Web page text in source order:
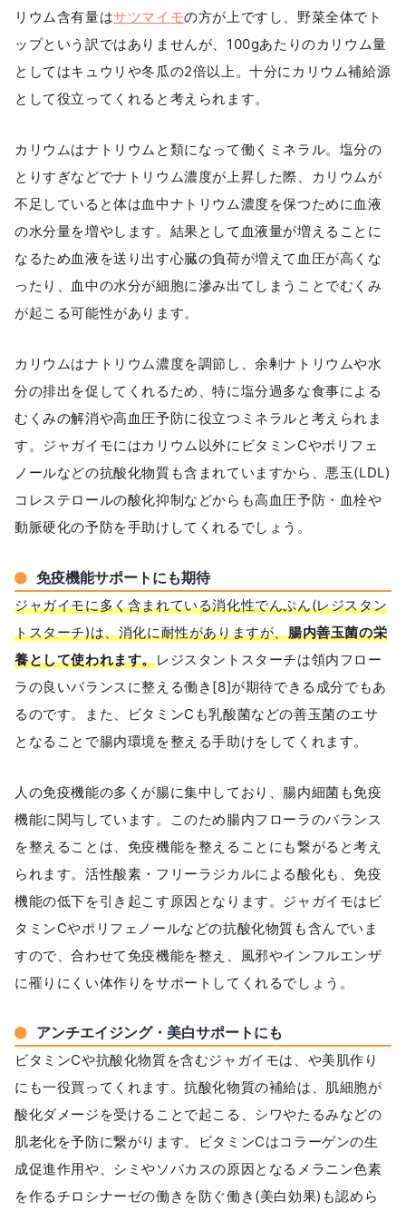
リウム含有量はサツマイモの方が上ですし、野菜全体でト
ップという訳ではありませんが、100gあたりのカリウム量
としてはキュウリや冬瓜の2倍以上。十分にカリウム補給源
として役立ってくれると考えられます。
カリウムはナトリウムと類になって働くミネラル。塩分の
とりすぎなどでナトリウム濃度が上昇した際、カリウムが
不足していると体は血中ナトリウム濃度を保つために血液
の水分量を増やします。結果として血液量が増えることに
なるため血液を送り出す心臓の負荷が増えて血圧が高くな
ったり、血中の水分が細胞に滲み出てしまうことでむくみ
が起こる可能性があります。
カリウムはナトリウム濃度を調節し、余剰ナトリウムや水
分の排出を促してくれるため、特に塩分過多な食事による
むくみの解消や高血圧予防に役立つミネラルと考えられま
す。ジャガイモにはカリウム以外にビタミンCやポリフェ
ノールなどの抗酸化物質も含まれていますから、悪玉(LDL)
コレステロールの酸化抑制などからも高血圧予防・血栓や
動脈硬化の予防を手助けしてくれるでしょう。
免疫機能サポートにも期待
ジャガイモに多く含まれている消化性でんぷん(レジスタン
トスターチ)は、消化に耐性がありますが、腸内善玉菌の栄
養として使われます。レジスタントスターチは領内フロー
ラの良いバランスに整える働き[8]が期待できる成分でもあ
るのです。また、ビタミンCも乳酸菌などの善玉菌のエサ
となることで腸内環境を整える手助けをしてくれます。
人の免疫機能の多くが腸に集中しており、腸内細菌も免疫
機能に関与しています。このため腸内フローラのバランス
を整えることは、免疫機能を整えることにも繋がると考え
られます。活性酸素・フリーラジカルによる酸化も、免疫
機能の低下を引き起こす原因となります。ジャガイモはビ
タミンCやポリフェノールなどの抗酸化物質も含んでいま
すので、合わせて免疫機能を整え、風邪やインフルエンザ
に罹りにくい体作りをサポートしてくれるでしょう。
アンチエイジング・美白サポートにも
ビタミンCや抗酸化物質を含むジャガイモは、や美肌作り
にも一役買ってくれます。抗酸化物質の補給は、肌細胞が
酸化ダメージを受けることで起こる、シワやたるみなどの
肌老化を予防に繋がります。ビタミンCはコラーゲンの生
成促進作用や、シミやソバカスの原因となるメラニン色素
を作るチロシナーゼの働きを防ぐ働き(美白効果)も認めら